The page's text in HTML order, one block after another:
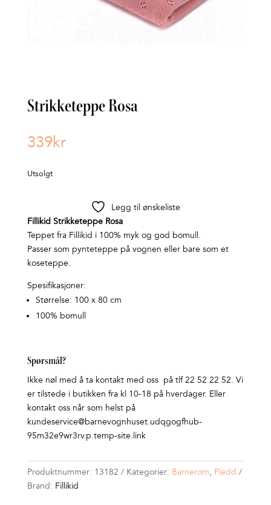
Strikketeppe Rosa
339kr
Utsolgt
Legg til ønskeliste
Fillikid Strikketeppe Rosa
Teppet fra Fillikid i 100% myk og god bomull.
Passer som pynteteppe på vognen eller bare som et
koseteppe.
Spesifikasjoner:
Størrelse: 100 x 80 cm
100% bomull
Spørsmål?
Ikke nøl med å ta kontakt med oss på tlf 22 52 22 52. Vi
er tilstede i butikken fra kl 10-18 på hverdager. Eller
kontakt oss når som helst på
kundeservice@barnevognhuset.udqgogfhub-
95m32e9wr3rv.p.temp-site.link
Produktnummer: 13182 Kategorier: Barnerom, Pledd
Brand: Fillikid